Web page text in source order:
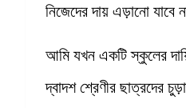
নিজেদের দায় এড়ানো
আমি যখন একটি স্কুলের
দ্বাদশ শ্রেণীর ছাত্রদের